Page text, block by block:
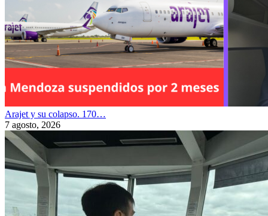
Arajet y su colapso. 170…
7 agosto, 2026